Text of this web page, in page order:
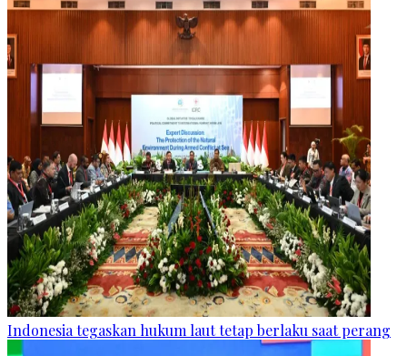
Indonesia tegaskan hukum laut tetap berlaku saat perang